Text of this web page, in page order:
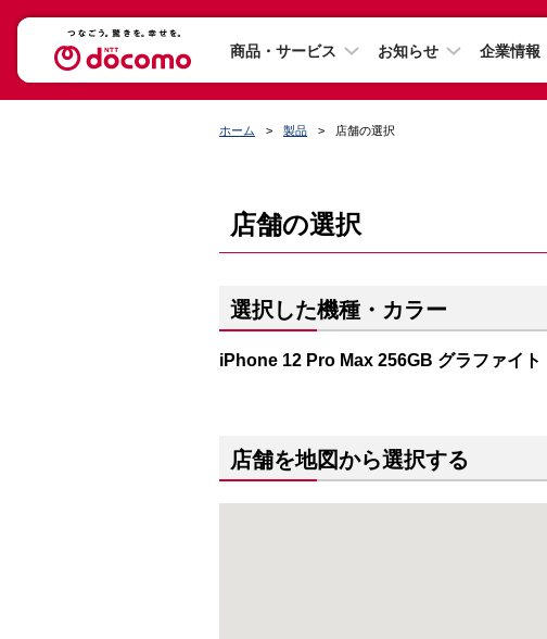
商品・サービス お知らせ 企業情報
ホーム 製品 店舗の選択
店舗の選択
選択した機種・カラー
iPhone 12 Pro Max 256GB グラファイト
店舗を地図から選択する